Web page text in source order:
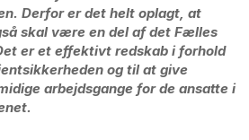
Derfor er det helt oplagt, at
skal være en del af det Fælles
er et effektivt redskab i forhold
og til at give
arbejdsgange for de ansatte i